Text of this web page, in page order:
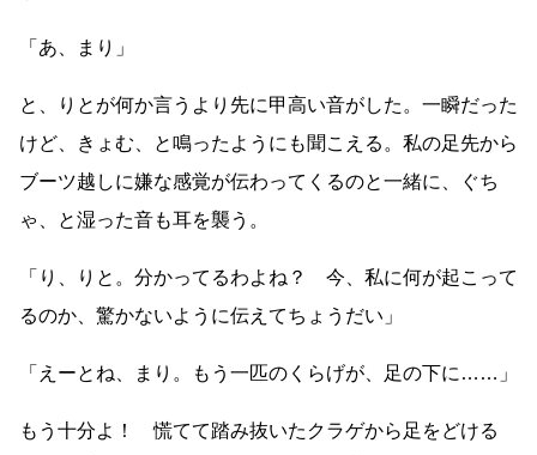
「あ、まり」
と、りとが何か言うより先に甲高い音がした。一瞬だった
けど、きょむ、と鳴ったようにも聞こえる。私の足先から
ブーツ越しに嫌な感覚が伝わってくるのと一緒に、ぐち
ゃ、と湿った音も耳を襲う。
「り、りと。分かってるわよね？ 今、私に何が起こって
るのか、驚かないように伝えてちょうだい」
「えーとね、まり。もう一匹のくらげが、足の下に …… 」
もう十分よ！ 慌てて踏み抜いたクラゲから足をどける